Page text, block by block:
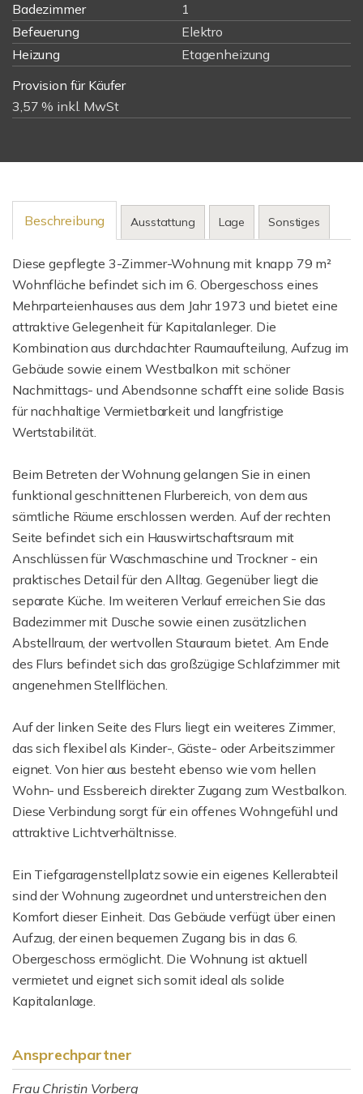
Badezimmer
1
Befeuerung
Elektro
Heizung
Etagenheizung
Provision für Käufer
3,57 % inkl. MwSt
Beschreibung Ausstattung Lage Sonstiges
Diese gepflegte 3-Zimmer-Wohnung mit knapp 79 m²
Wohnfläche befindet sich im 6. Obergeschoss eines
Mehrparteienhauses aus dem Jahr 1973 und bietet eine
attraktive Gelegenheit für Kapitalanleger. Die
Kombination aus durchdachter Raumaufteilung, Aufzug im
Gebäude sowie einem Westbalkon mit schöner
Nachmittags- und Abendsonne schafft eine solide Basis
für nachhaltige Vermietbarkeit und langfristige
Wertstabilität.
Beim Betreten der Wohnung gelangen Sie in einen
funktional geschnittenen Flurbereich, von dem aus
sämtliche Räume erschlossen werden. Auf der rechten
Seite befindet sich ein Hauswirtschaftsraum mit
Anschlüssen für Waschmaschine und Trockner - ein
praktisches Detail für den Alltag. Gegenüber liegt die
separate Küche. Im weiteren Verlauf erreichen Sie das
Badezimmer mit Dusche sowie einen zusätzlichen
Abstellraum, der wertvollen Stauraum bietet. Am Ende
des Flurs befindet sich das großzügige Schlafzimmer mit
angenehmen Stellflächen.
Auf der linken Seite des Flurs liegt ein weiteres Zimmer,
das sich flexibel als Kinder-, Gäste- oder Arbeitszimmer
eignet. Von hier aus besteht ebenso wie vom hellen
Wohn- und Essbereich direkter Zugang zum Westbalkon.
Diese Verbindung sorgt für ein offenes Wohngefühl und
attraktive Lichtverhältnisse.
Ein Tiefgaragenstellplatz sowie ein eigenes Kellerabteil
sind der Wohnung zugeordnet und unterstreichen den
Komfort dieser Einheit. Das Gebäude verfügt über einen
Aufzug, der einen bequemen Zugang bis in das 6.
Obergeschoss ermöglicht. Die Wohnung ist aktuell
vermietet und eignet sich somit ideal als solide
Kapitalanlage.
Ansprechpartner
Frau Christin Vorberg